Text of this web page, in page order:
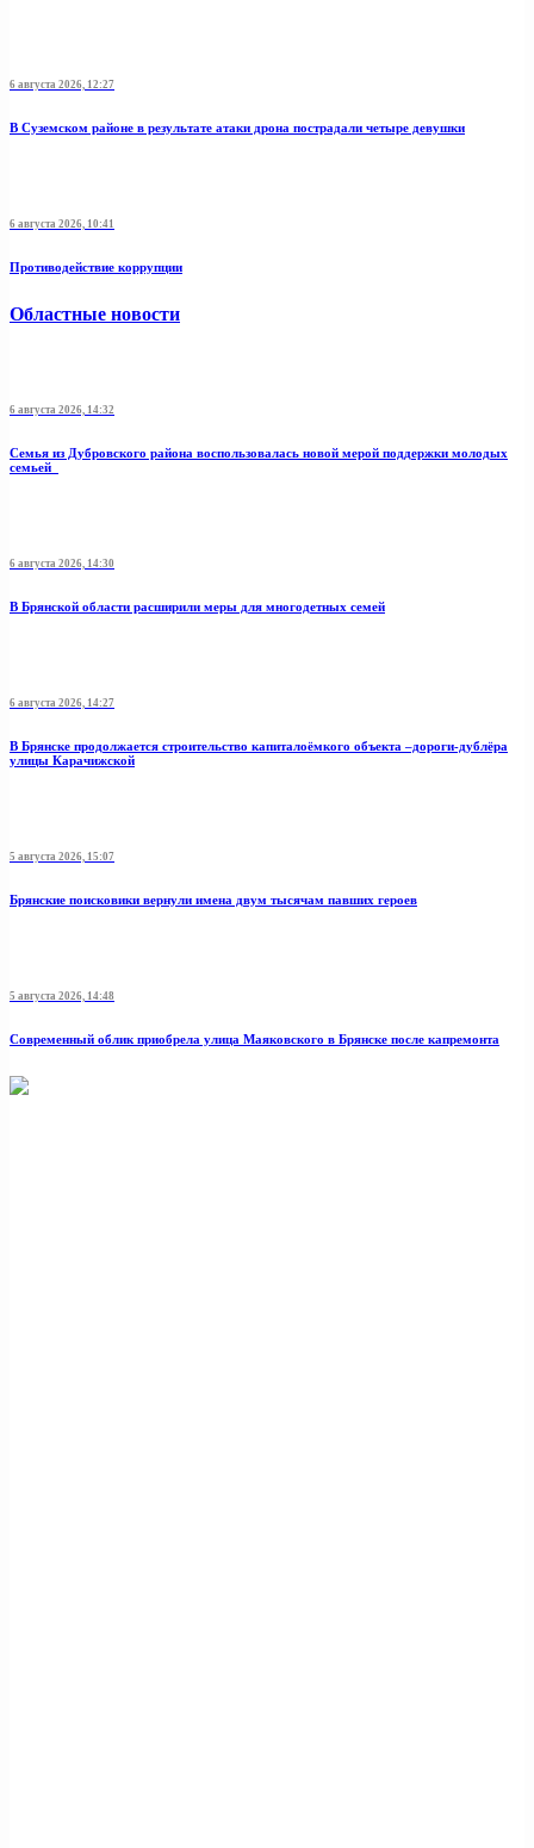
6 августа 2026, 12:27
В Суземском районе в результате атаки дрона пострадали четыре девушки
6 августа 2026, 10:41
Противодействие коррупции
Областные новости
6 августа 2026, 14:32
Семья из Дубровского района воспользовалась новой мерой поддержки молодых
семьей
6 августа 2026, 14:30
В Брянской области расширили меры для многодетных семей
6 августа 2026, 14:27
В Брянске продолжается строительство капиталоёмкого объекта –дороги-дублёра
улицы Карачижской
5 августа 2026, 15:07
Брянские поисковики вернули имена двум тысячам павших героев
5 августа 2026, 14:48
Современный облик приобрела улица Маяковского в Брянске после капремонта